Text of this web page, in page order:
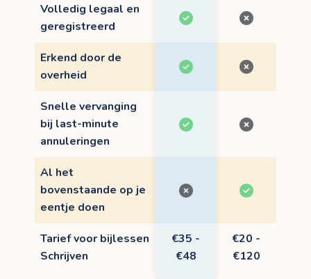
Volledig legaal en
geregistreerd
Erkend door de
overheid
Snelle vervanging
bij last-minute
annuleringen
Al het
bovenstaande op je
eentje doen
Tarief voor bijlessen
Schrijven
€35 -
€48
€20 -
€120